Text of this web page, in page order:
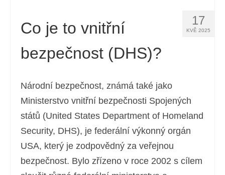
17
KVĚ 2025
Co je to vnitřní
bezpečnost (DHS)?
Národní bezpečnost, známá také jako
Ministerstvo vnitřní bezpečnosti Spojených
států (United States Department of Homeland
Security, DHS), je federální výkonný orgán
USA, který je zodpovědný za veřejnou
bezpečnost. Bylo zřízeno v roce 2002 s cílem